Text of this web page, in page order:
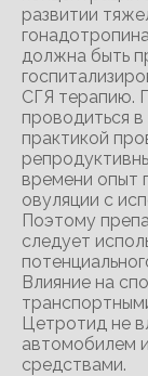
развитии
должна быть
СГЯ терапию.
проводиться
практикой
времени опыт
овуляции с
Поэтому
следует
Влияние на
Цетротид не
автомобилем
средствами.